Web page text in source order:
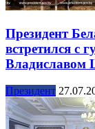
Президент
встретился с
Президент